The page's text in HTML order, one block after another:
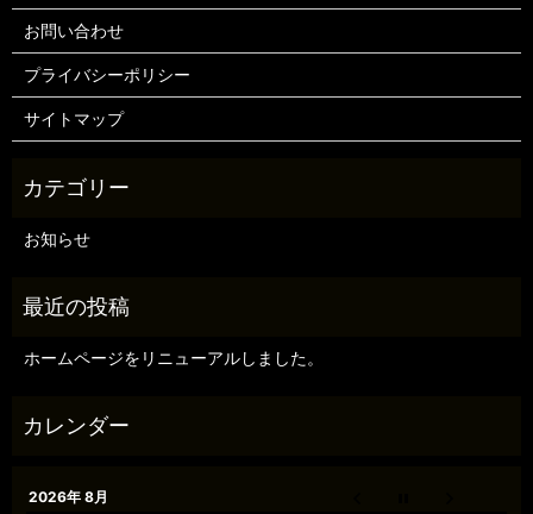
お問い合わせ
プライバシーポリシー
サイトマップ
お知らせ
ホームページをリニューアルしました。
2026年 8月